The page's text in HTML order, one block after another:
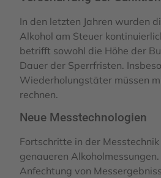
In den letzten Jahren wurden
Alkohol am Steuer
betrifft sowohl die Höhe der
Dauer der Sperrfristen.
Wiederholungstäter müssen
rechnen.
Neue Messtechnologien
Fortschritte in der Messtechnik
genaueren
Anfechtung von